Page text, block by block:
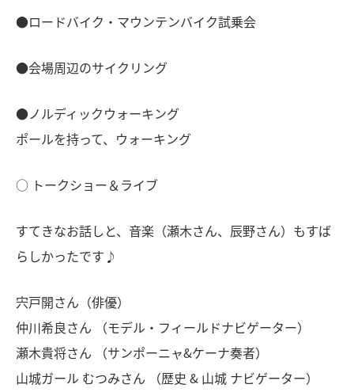
●ロードバイク・マウンテンバイク試乗会
●会場周辺のサイクリング
●ノルディックウォーキング
ポールを持って、ウォーキング
○ トークショー＆ライブ
すてきなお話しと、音楽（瀬木さん、辰野さん）もすば
らしかったです♪
宍戸開さん（俳優）
仲川希良さん （モデル・フィールドナビゲーター）
瀬木貴将さん （サンポーニャ&ケーナ奏者）
山城ガール むつみさん （歴史 & 山城 ナビゲーター）